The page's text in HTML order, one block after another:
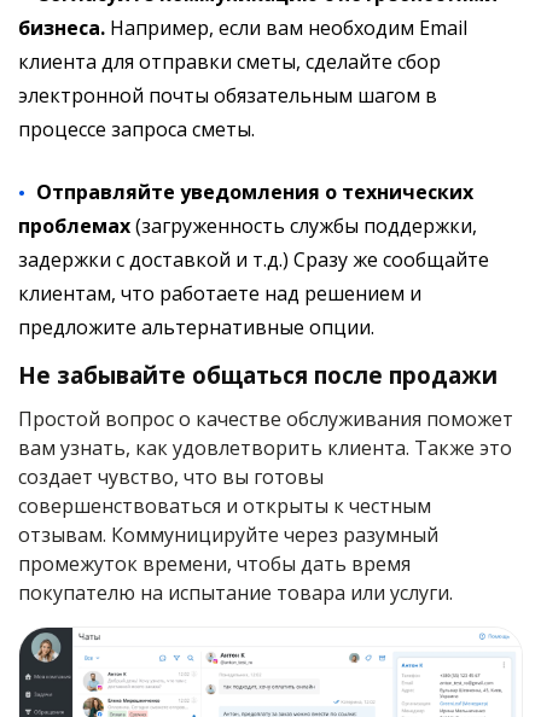
бизнеса. Например, если вам необходим Email
клиента для отправки сметы, сделайте сбор
электронной почты обязательным шагом в
процессе запроса сметы.
Отправляйте уведомления о технических
проблемах(загруженность службы поддержки,
задержки с доставкой и т.д.) Сразу же сообщайте
клиентам, что работаете над решением и
предложите альтернативные опции.
Не забывайте общаться после продажи
Простой вопрос о качестве обслуживания поможет
вам узнать, как удовлетворить клиента. Также это
создает чувство, что вы готовы
совершенствоваться и открыты к честным
отзывам. Коммуницируйте через разумный
промежуток времени, чтобы дать время
покупателю на испытание товара или услуги.